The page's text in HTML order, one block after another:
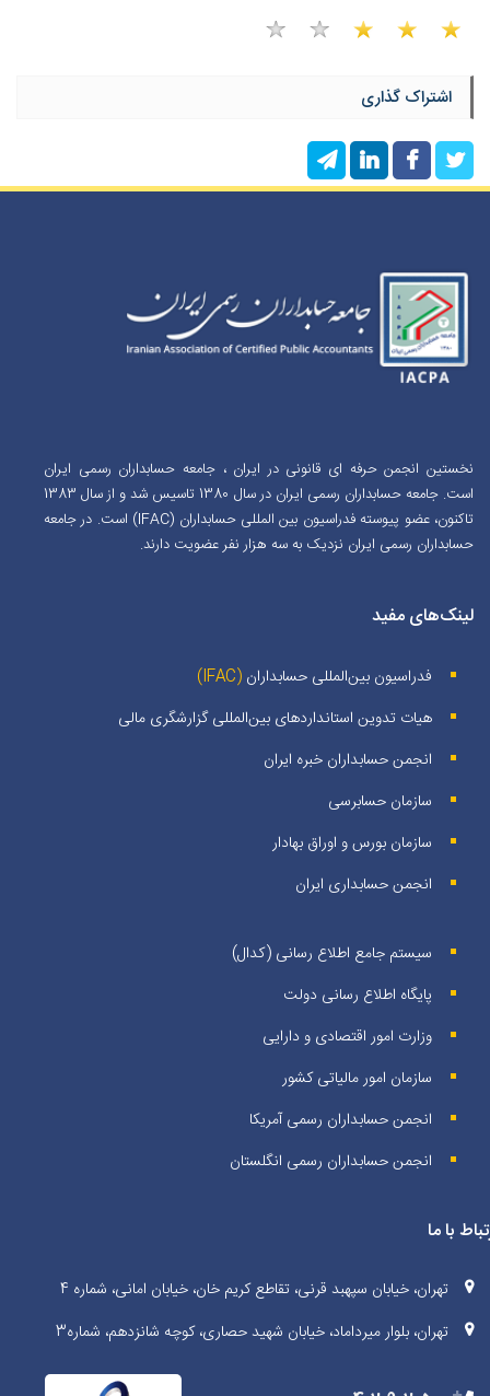
اشتراک گذاری
نخستین انجمن حرفه ای قانونی در ایران ، جامعه حسابداران رسمی ایران
است. جامعه حسابداران رسمی ایران در سال 1380 تاسیس شد و از سال 1383
تاکنون، عضو پیوسته فدراسیون بین المللی حسابداران (IFAC) است. در جامعه
حسابداران رسمی ایران نزدیک به سه هزار نفر عضویت دارند.
لینک‌های مفید
فدراسیون بین‌المللی حسابداران (IFAC)
هیات تدوین استانداردهای بین‌المللی گزارشگری مالی
انجمن حسابداران خبره ايران
سازمان حسابرسی
سازمان بورس و اوراق بهادار
انجمن حسابداری ایران
سیستم جامع اطلاع رسانی (کدال)
پایگاه اطلاع رسانی دولت
وزارت امور اقتصادی و دارایی
سازمان امور مالیاتی کشور
انجمن حسابداران رسمی آمریکا
انجمن حسابداران رسمی انگلستان
با ما
تهران، خیابان سپهبد قرنی، تقاطع کریم خان، خیابان امانی، شماره 4
تهران، بلوار میرداماد، خیابان شهید حصاری، کوچه شانزدهم، شماره3